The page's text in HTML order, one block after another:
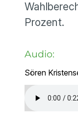
Prozent.
Audio:
Sören